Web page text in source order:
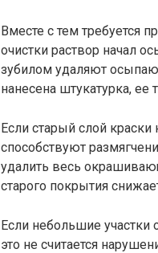
Вместе с тем требуется
очистки раствор начал
зубилом удаляют
нанесена штукатурка, ее
Если старый слой
способствуют
удалить весь
старого покрытия
Если небольшие участки
это не считается